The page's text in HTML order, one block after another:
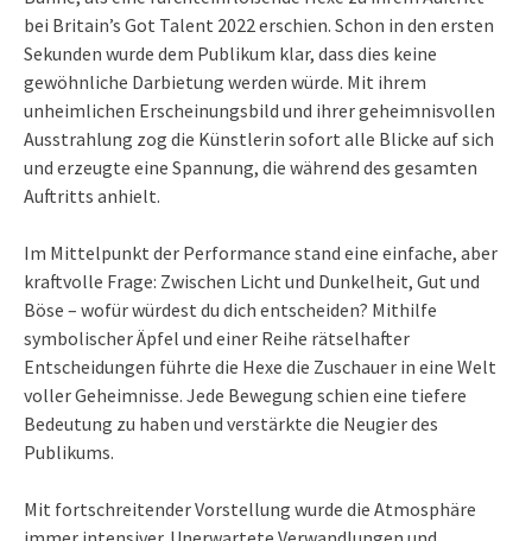
bei Britain’s Got Talent 2022 erschien. Schon in den ersten
Sekunden wurde dem Publikum klar, dass dies keine
gewöhnliche Darbietung werden würde. Mit ihrem
unheimlichen Erscheinungsbild und ihrer geheimnisvollen
Ausstrahlung zog die Künstlerin sofort alle Blicke auf sich
und erzeugte eine Spannung, die während des gesamten
Auftritts anhielt.
Im Mittelpunkt der Performance stand eine einfache, aber
kraftvolle Frage: Zwischen Licht und Dunkelheit, Gut und
Böse – wofür würdest du dich entscheiden? Mithilfe
symbolischer Äpfel und einer Reihe rätselhafter
Entscheidungen führte die Hexe die Zuschauer in eine Welt
voller Geheimnisse. Jede Bewegung schien eine tiefere
Bedeutung zu haben und verstärkte die Neugier des
Publikums.
Mit fortschreitender Vorstellung wurde die Atmosphäre